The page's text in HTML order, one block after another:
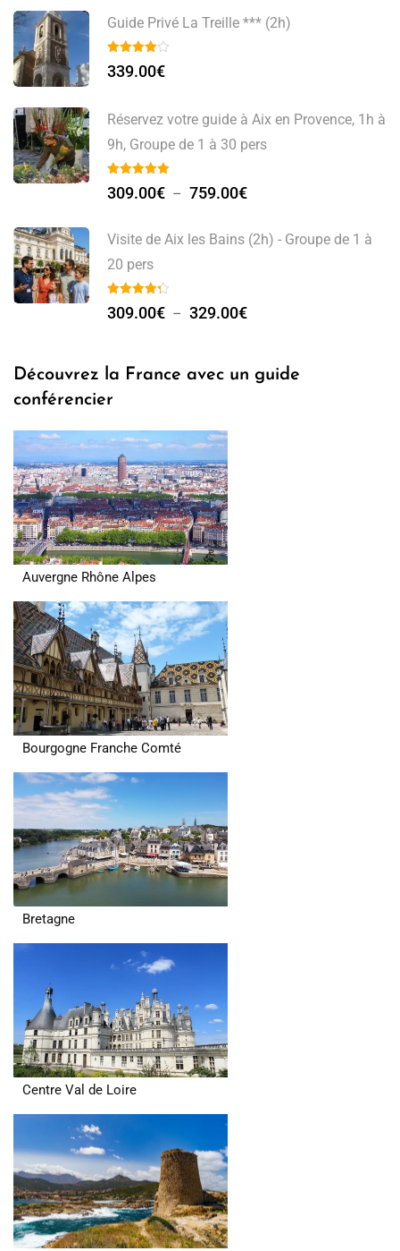
Guide Privé La Treille *** (2h)
339.00€
Réservez votre guide à Aix en Provence, 1h à
9h, Groupe de 1 à 30 pers
309.00€ – 759.00€
Visite de Aix les Bains (2h) - Groupe de 1 à
20 pers
309.00€ – 329.00€
Découvrez la France avec un guide
conférencier
Auvergne Rhône Alpes
Bourgogne Franche Comté
Bretagne
Centre Val de Loire